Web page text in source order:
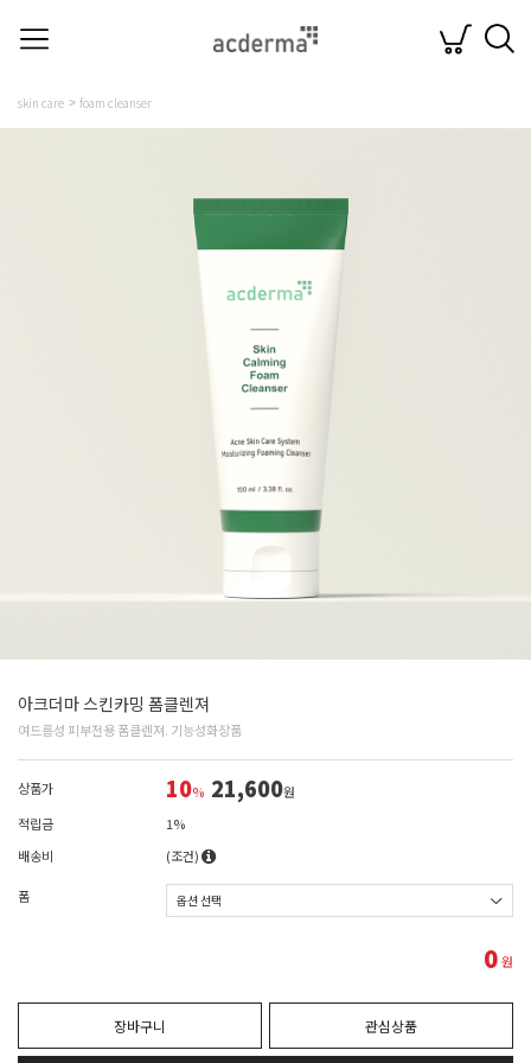
skin care foam cleanser
아크더마 스킨카밍 폼클렌져
여드름성 피부전용 폼클렌져. 기능성화장품
상품가 10% 21,600원
적립금
1%
배송비
(조건)
폼
0원
장바구니 관심상품